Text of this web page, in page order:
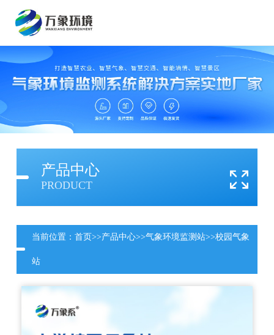
产品中心
PRODUCT
当前位置： 首页>>产品中心>>气象环境监测站>>校园气象
站